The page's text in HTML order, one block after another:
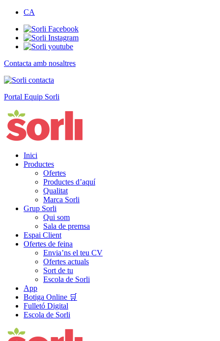
CA
Contacta amb nosaltres
Portal Equip Sorli
Inici
Productes
Ofertes
Productes d’aquí
Qualitat
Marca Sorli
Grup Sorli
Qui som
Sala de premsa
Espai Client
Ofertes de feina
Envia’ns el teu CV
Ofertes actuals
Sort de tu
Escola de Sorli
App
Botiga Online 🛒
Fulletó Digital
Escola de Sorli